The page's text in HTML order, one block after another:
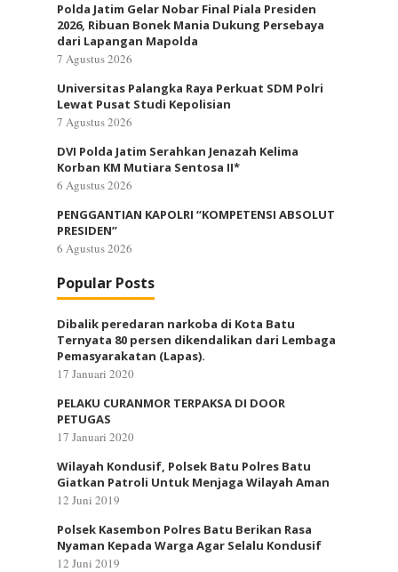
Polda Jatim Gelar Nobar Final Piala Presiden
2026, Ribuan Bonek Mania Dukung Persebaya
dari Lapangan Mapolda
7 Agustus 2026
Universitas Palangka Raya Perkuat SDM Polri
Lewat Pusat Studi Kepolisian
7 Agustus 2026
DVI Polda Jatim Serahkan Jenazah Kelima
Korban KM Mutiara Sentosa II*
6 Agustus 2026
PENGGANTIAN KAPOLRI “KOMPETENSI ABSOLUT
PRESIDEN”
6 Agustus 2026
Popular Posts
Dibalik peredaran narkoba di Kota Batu
Ternyata 80 persen dikendalikan dari Lembaga
Pemasyarakatan (Lapas).
17 Januari 2020
PELAKU CURANMOR TERPAKSA DI DOOR
PETUGAS
17 Januari 2020
Wilayah Kondusif, Polsek Batu Polres Batu
Giatkan Patroli Untuk Menjaga Wilayah Aman
12 Juni 2019
Polsek Kasembon Polres Batu Berikan Rasa
Nyaman Kepada Warga Agar Selalu Kondusif
12 Juni 2019